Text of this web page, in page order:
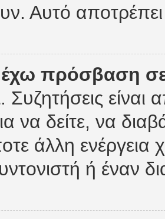
Αυτό
έχω πρόσβαση
Συζητήσεις είναι
να δείτε, να
άλλη ενέργεια
ή έναν